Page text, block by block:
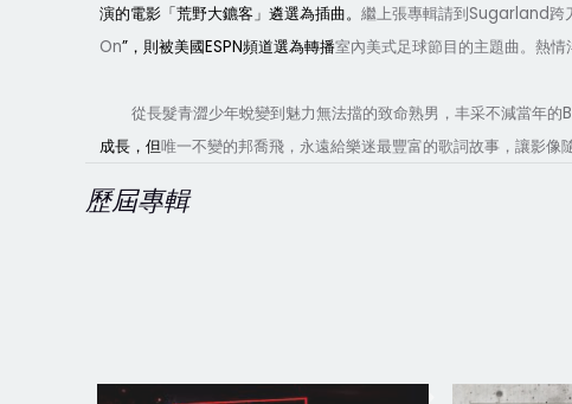
演的電影「荒野大鑣客」遴選為插曲。 繼上張專輯請到 Sugarland跨
On” ，則被美國ESPN頻道選為轉播室內美式足球節目的主題曲。熱情
從長髮青澀少年蛻變到魅力無法擋的致命熟男，丰采不減當年的
成長，但唯一不變的邦喬飛，永遠給樂迷最豐富的歌詞故事，讓影像
歷屆專輯